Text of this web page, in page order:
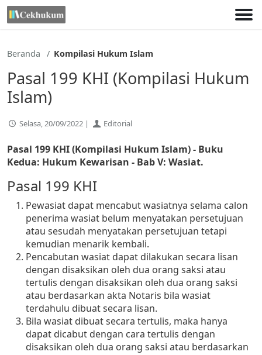
Lewati
ke
Beranda Kompilasi Hukum Islam
Pasal 199 KHI (Kompilasi Hukum
Islam)
Selasa, 20/09/2022 | Editorial
Pasal 199 KHI (Kompilasi Hukum Islam) - Buku
Kedua: Hukum Kewarisan - Bab V: Wasiat.
Pasal 199 KHI
Pewasiat dapat mencabut wasiatnya selama calon
penerima wasiat belum menyatakan persetujuan
atau sesudah menyatakan persetujuan tetapi
kemudian menarik kembali.
Pencabutan wasiat dapat dilakukan secara lisan
dengan disaksikan oleh dua orang saksi atau
tertulis dengan disaksikan oleh dua orang saksi
atau berdasarkan akta Notaris bila wasiat
terdahulu dibuat secara lisan.
Bila wasiat dibuat secara tertulis, maka hanya
dapat dicabut dengan cara tertulis dengan
disaksikan oleh dua orang saksi atau berdasarkan